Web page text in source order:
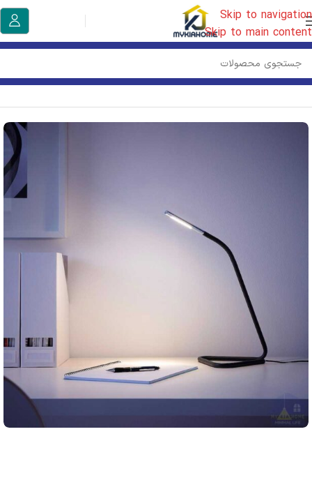
Skip to navigation
Skip to main content
خانه/روشنایی ایکیا/چراغ/چراغ مطالعه